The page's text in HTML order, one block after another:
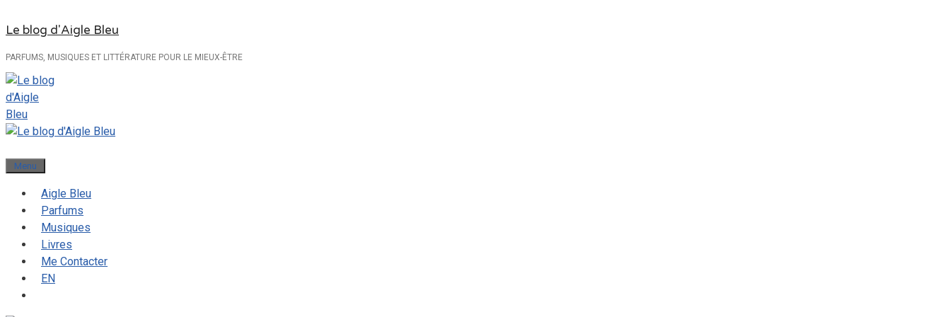
au
Le blog d'Aigle Bleu
PARFUMS, MUSIQUES ET LITTÉRATURE POUR LE MIEUX-ÊTRE
Menu
Aigle Bleu
Parfums
Musiques
Livres
Me Contacter
EN